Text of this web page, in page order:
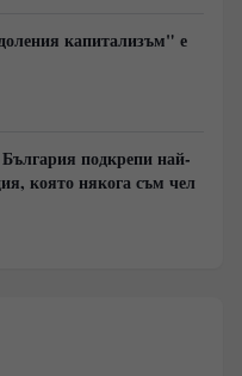
капитализъм" е
подкрепи най-
която някога съм чел